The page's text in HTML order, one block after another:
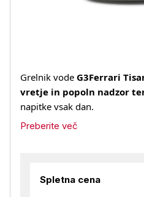
Grelnik vode G3Ferrari
vretje in popoln nadzor
napitke vsak dan.
Preberite več
Spletna cena